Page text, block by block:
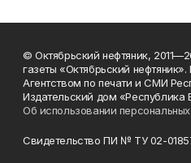
© Октябрьский нефтяник,
газеты «Октябрьский
Агентством по печати и СМИ
Издательский дом «Республика
Об использовании
Свидетельство ПИ № ТУ 02-